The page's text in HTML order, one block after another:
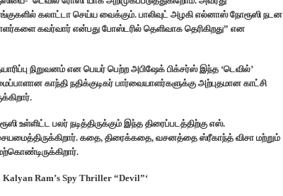
கலாட்டா செய்ய வைக்கும். பாலிவுட் அழகி எல்னாஸ் நோரூஸி நடன
கவர்வார் என்பது போஸ்டரில் தெளிவாக தெரிகிறது” என
நிறுவனம் என பெயர் பெற்ற அபிஷேக் பிக்சர்ஸ் இந்த ‘டெவில்’
காந்தி நதிக்குடிகர் பார்வையாளர்களுக்கு அற்புதமான காட்சி
உள்ளிட்ட பலர் நடித்திருக்கும் இந்த திரைப்படத்திற்கு எஸ்.
கதை, திரைக்கதை, வசனத்தை ஸ்ரீகாந்த் விசா மற்றும்
Ram’s Spy Thriller “Devil”‘